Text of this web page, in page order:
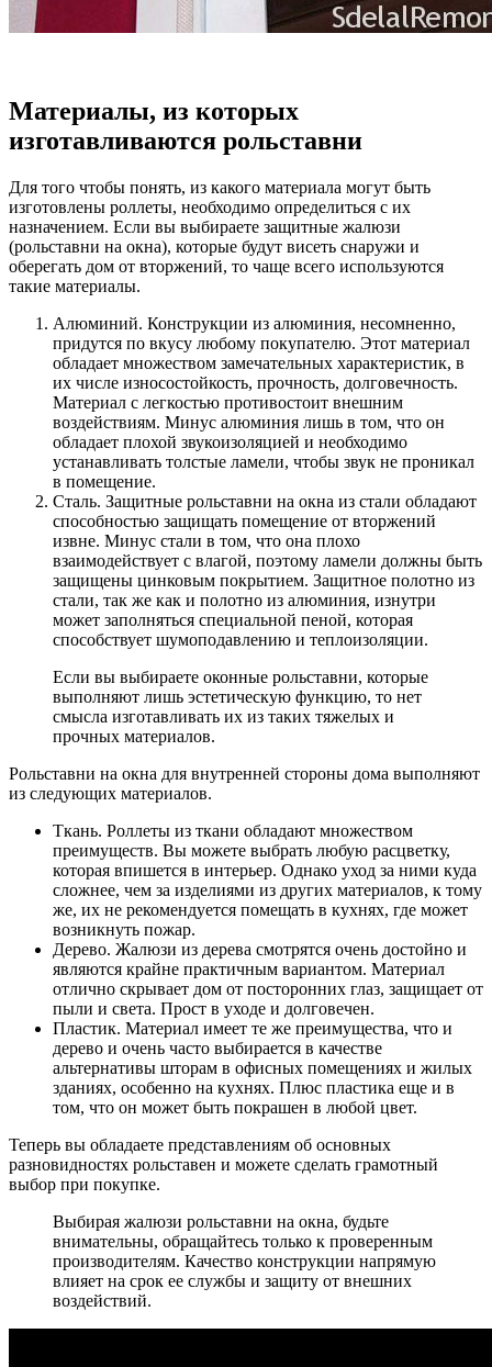
Материалы, из которых
изготавливаются рольставни
Для того чтобы понять, из какого материала могут быть
изготовлены роллеты, необходимо определиться с их
назначением. Если вы выбираете защитные жалюзи
(рольставни на окна), которые будут висеть снаружи и
оберегать дом от вторжений, то чаще всего используются
такие материалы.
Алюминий. Конструкции из алюминия, несомненно,
придутся по вкусу любому покупателю. Этот материал
обладает множеством замечательных характеристик, в
их числе износостойкость, прочность, долговечность.
Материал с легкостью противостоит внешним
воздействиям. Минус алюминия лишь в том, что он
обладает плохой звукоизоляцией и необходимо
устанавливать толстые ламели, чтобы звук не проникал
в помещение.
Сталь. Защитные рольставни на окна из стали обладают
способностью защищать помещение от вторжений
извне. Минус стали в том, что она плохо
взаимодействует с влагой, поэтому ламели должны быть
защищены цинковым покрытием. Защитное полотно из
стали, так же как и полотно из алюминия, изнутри
может заполняться специальной пеной, которая
способствует шумоподавлению и теплоизоляции.
Если вы выбираете оконные рольставни, которые
выполняют лишь эстетическую функцию, то нет
смысла изготавливать их из таких тяжелых и
прочных материалов.
Рольставни на окна для внутренней стороны дома выполняют
из следующих материалов.
Ткань. Роллеты из ткани обладают множеством
преимуществ. Вы можете выбрать любую расцветку,
которая впишется в интерьер. Однако уход за ними куда
сложнее, чем за изделиями из других материалов, к тому
же, их не рекомендуется помещать в кухнях, где может
возникнуть пожар.
Дерево. Жалюзи из дерева смотрятся очень достойно и
являются крайне практичным вариантом. Материал
отлично скрывает дом от посторонних глаз, защищает от
пыли и света. Прост в уходе и долговечен.
Пластик. Материал имеет те же преимущества, что и
дерево и очень часто выбирается в качестве
альтернативы шторам в офисных помещениях и жилых
зданиях, особенно на кухнях. Плюс пластика еще и в
том, что он может быть покрашен в любой цвет.
Теперь вы обладаете представлениям об основных
разновидностях рольставен и можете сделать грамотный
выбор при покупке.
Выбирая жалюзи рольставни на окна, будьте
внимательны, обращайтесь только к проверенным
производителям. Качество конструкции напрямую
влияет на срок ее службы и защиту от внешних
воздействий.